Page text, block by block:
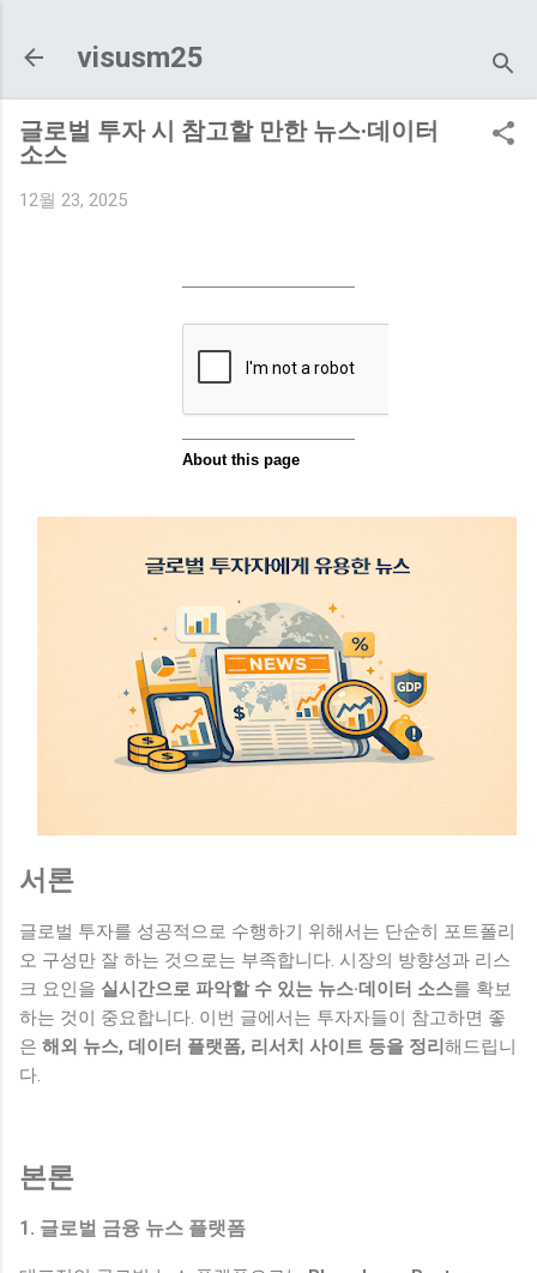
visusm25
글로벌 투자 시 참고할 만한 뉴스·데이터
소스
12월 23, 2025
서론
글로벌 투자를 성공적으로 수행하기 위해서는 단순히 포트폴리
오 구성만 잘 하는 것으로는 부족합니다. 시장의 방향성과 리스
크 요인을 실시간으로 파악할 수 있는 뉴스·데이터 소스를 확보
하는 것이 중요합니다. 이번 글에서는 투자자들이 참고하면 좋
은 해외 뉴스, 데이터 플랫폼, 리서치 사이트 등을 정리 해드립니
다.
본론
1. 글로벌 금융 뉴스 플랫폼